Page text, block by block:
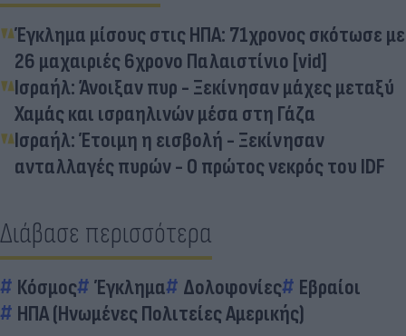
Έγκλημα μίσους στις ΗΠΑ: 71χρονος σκότωσε με
26 μαχαιριές 6χρονο Παλαιστίνιο [vid]
Ισραήλ: Άνοιξαν πυρ - Ξεκίνησαν μάχες μεταξύ
Χαμάς και ισραηλινών μέσα στη Γάζα
Ισραήλ: Έτοιμη η εισβολή - Ξεκίνησαν
ανταλλαγές πυρών - Ο πρώτος νεκρός του IDF
Διάβασε περισσότερα
Κόσμος Έγκλημα Δολοφονίες
Εβραίοι
ΗΠΑ (Ηνωμένες Πολιτείες Αμερικής)